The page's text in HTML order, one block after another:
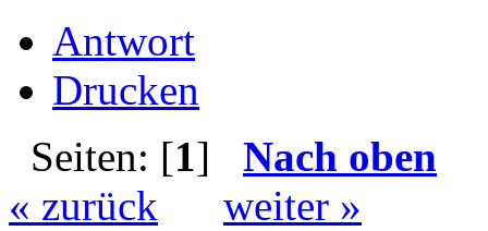
Antwort
Drucken
Seiten: [1] Nach oben
« zurück
weiter »